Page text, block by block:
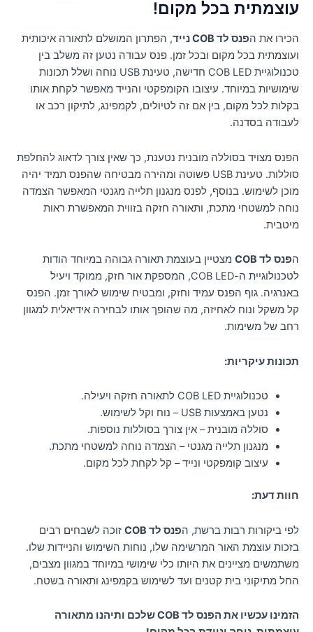
עוצמתית בכל מקום!
הכירו את הפנס לד COB נייד
, הפתרון המושלם לתאורה איכותית
ועוצמתית בכל מקום ובכל זמן. פנס עבודה נטען זה משלב בין
טכנולוגיית COB LED חדישה, טעינת USB נוחה ושלל תכונות
שימושיות במיוחד. עיצובו הקומפקטי והנייד מאפשר לקחת אותו
בקלות לכל מקום, בין אם זה לטיולים, לקמפינג, לתיקון רכב או
לעבודה בסדנה.
הפנס מצויד בסוללה מובנית נטענת, כך שאין צורך לדאוג להחלפת
סוללות. טעינת USB פשוטה ומהירה מבטיחה שהפנס תמיד יהיה
מוכן לשימוש. בנוסף, לפנס מנגנון תלייה מגנטי המאפשר הצמדה
נוחה למשטחי מתכת, ותאורה חזקה בזווית המאפשרת ראות
מיטבית.
הפנס לד COB
מצטיין בעוצמת תאורה גבוהה במיוחד הודות
לטכנולוגיית ה-COB LED, המספקת אור חזק, ממוקד ויעיל
באנרגיה. גוף הפנס עמיד וחזק, ומבטיח שימוש לאורך זמן. הפנס
קל משקל ונוח לאחיזה, מה שהופך אותו לבחירה אידיאלית למגוון
רחב של משימות.
תכונות עיקריות:
טכנולוגיית COB LED לתאורה חזקה ויעילה.
נטען באמצעות USB – נוח וקל לשימוש.
סוללה מובנית – אין צורך בסוללות נוספות.
מנגנון תלייה מגנטי – הצמדה נוחה למשטחי מתכת.
עיצוב קומפקטי ונייד – קל לקחת לכל מקום.
חוות דעת:
לפי ביקורות רבות ברשת, הפנס לד COB
זוכה לשבחים רבים
בזכות עוצמת האור המרשימה שלו, נוחות השימוש והניידות שלו.
משתמשים מציינים את היותו כלי שימושי במיוחד במגוון מצבים,
החל מתיקוני בית קטנים ועד לשימוש בקמפינג ותאורה בשטח.
הזמינו עכשיו את הפנס לד COB
שלכם ותיהנו מתאורה